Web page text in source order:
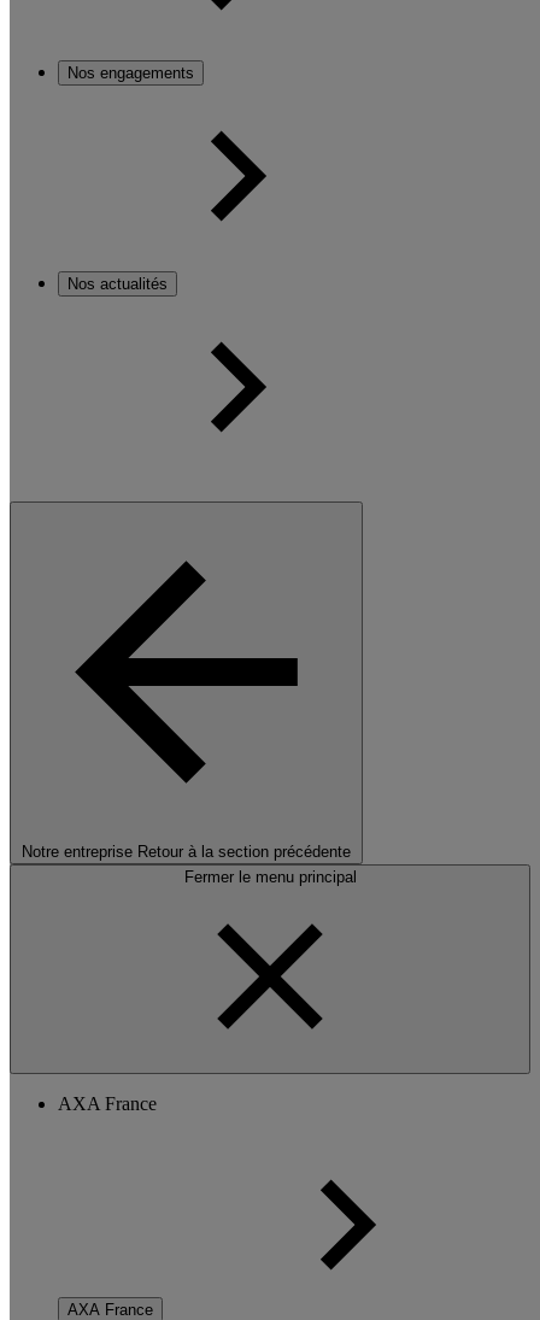
Nos engagements
Nos actualités
Notre entreprise Retour à la section précédente
Fermer le menu principal
AXA France
AXA France